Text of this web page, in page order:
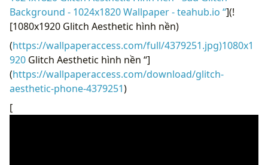
Background - 1024x1820 Wallpaper - teahub.io “](!
[1080x1920 Glitch Aesthetic hình nền)
(https://wallpaperaccess.com/full/4379251.jpg)1080x1
920 Glitch Aesthetic hình nền “]
(https://wallpaperaccess.com/download/glitch-
aesthetic-phone-4379251)
[